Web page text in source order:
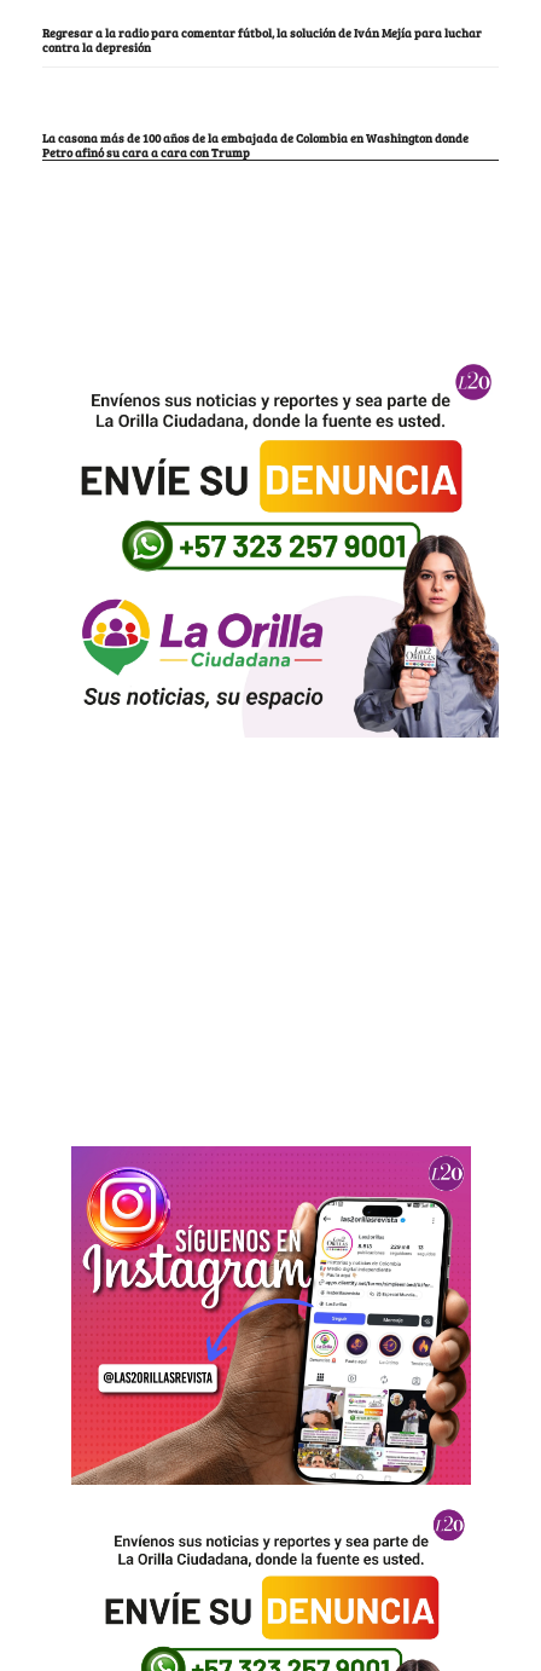
Regresar a la radio para comentar fútbol, la solución de Iván Mejía para luchar
contra la depresión
La casona más de 100 años de la embajada de Colombia en Washington donde
Petro afinó su cara a cara con Trump